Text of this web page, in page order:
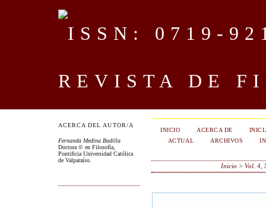
REVISTA DE
ACERCA DEL AUTOR/A
Fernanda Medina Badilla
Doctora © en Filosofía,
Pontificia Universidad Católica
de Valparaíso.
INICIO ACERCA DE
ACTUAL
ARCHIVOS
Inicio> Vol. 4,